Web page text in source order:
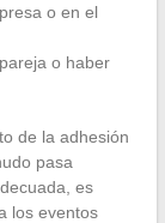
o en el
o haber
de la adhesión
pasa
es
los eventos